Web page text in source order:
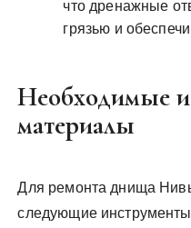
что дренажные
грязью и
Необходимые
материалы
Для ремонта днища
следующие